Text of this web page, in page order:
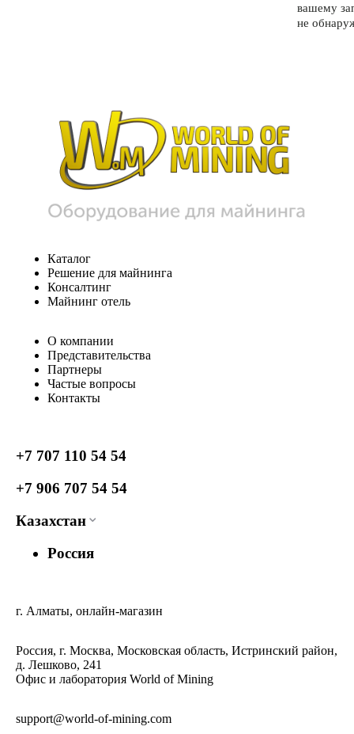
вашему
не
Каталог
Решение для майнинга
Консалтинг
Майнинг отель
О компании
Представительства
Партнеры
Частые вопросы
Контакты
+7 707 110 54 54
+7 906 707 54 54
Казахстан
Россия
г. Алматы, онлайн-магазин
Россия, г. Москва, Московская область, Истринский район,
д. Лешково, 241
Офис и лаборатория World of Mining
support@world-of-mining.com